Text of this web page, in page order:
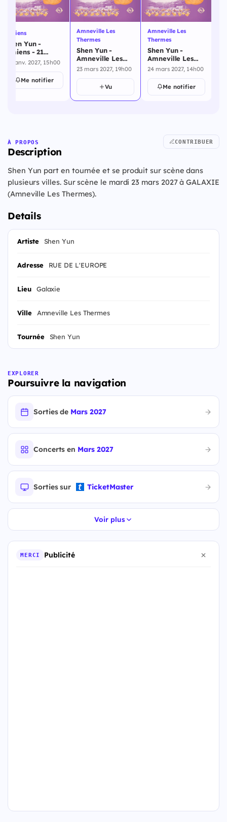
Amiens
Shen Yun -
Amiens - 21
janvier 2027
21 janv. 2027, 15h00
Me notifier
Amneville Les
Thermes
Shen Yun -
Amneville Les
Thermes - 23
23 mars 2027, 19h00
Vu
Amneville Les
Thermes
Shen Yun -
Amneville Les
Thermes - 24
24 mars 2027, 14h00
Me notifier
À PROPOS
Description
CONTRIBUER
Shen Yun part en tournée et se produit sur scène dans
plusieurs villes. Sur scène le mardi 23 mars 2027 à GALAXIE
(Amneville Les Thermes).
Details
Artiste Shen Yun
Adresse RUE DE L'EUROPE
Lieu Galaxie
Ville Amneville Les Thermes
Tournée Shen Yun
EXPLORER
Poursuivre la navigation
Sorties de Mars 2027
Concerts en Mars 2027
Sorties sur TicketMaster
Voir plus
MERCI Publicité